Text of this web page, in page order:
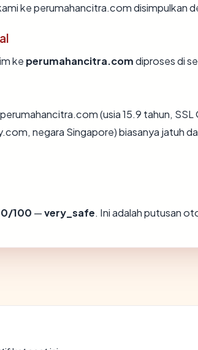
ke perumahancitra.com disimpulkan
ke perumahancitra.comdiproses di
(usia 15.9 tahun,
negara Singapore) biasanya jatuh
100 —very_safe. Ini adalah putusan